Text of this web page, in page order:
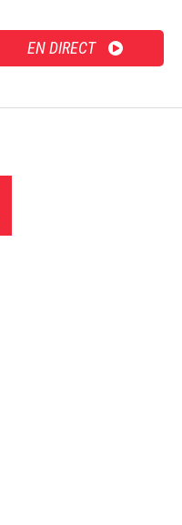
EN DIRECT